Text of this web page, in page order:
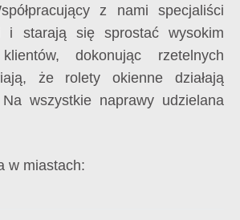
z nami specjaliści
i starają się sprostać wysokim
dokonując rzetelnych
że rolety okienne działają
wszystkie naprawy udzielana
w miastach: